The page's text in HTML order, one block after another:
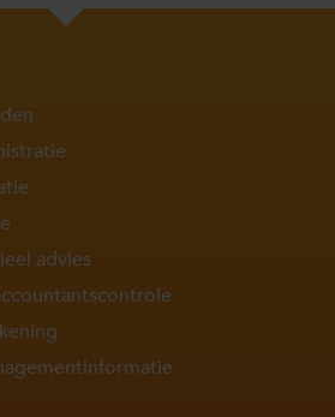
advies